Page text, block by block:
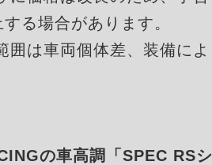
る場合があります。
囲は車両個体差、装備に
の車高調「SPEC RSシ